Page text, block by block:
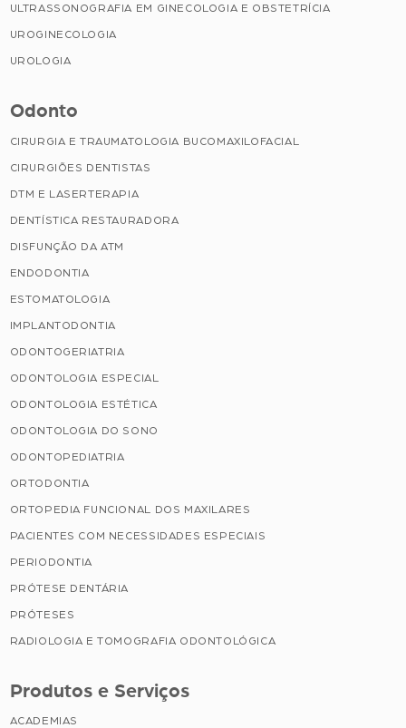
ULTRASSONOGRAFIA EM GINECOLOGIA E OBSTETRÍCIA
UROGINECOLOGIA
UROLOGIA
Odonto
CIRURGIA E TRAUMATOLOGIA BUCOMAXILOFACIAL
CIRURGIÕES DENTISTAS
DTM E LASERTERAPIA
DENTÍSTICA RESTAURADORA
DISFUNÇÃO DA ATM
ENDODONTIA
ESTOMATOLOGIA
IMPLANTODONTIA
ODONTOGERIATRIA
ODONTOLOGIA ESPECIAL
ODONTOLOGIA ESTÉTICA
ODONTOLOGIA DO SONO
ODONTOPEDIATRIA
ORTODONTIA
ORTOPEDIA FUNCIONAL DOS MAXILARES
PACIENTES COM NECESSIDADES ESPECIAIS
PERIODONTIA
PRÓTESE DENTÁRIA
PRÓTESES
RADIOLOGIA E TOMOGRAFIA ODONTOLÓGICA
Produtos e Serviços
ACADEMIAS